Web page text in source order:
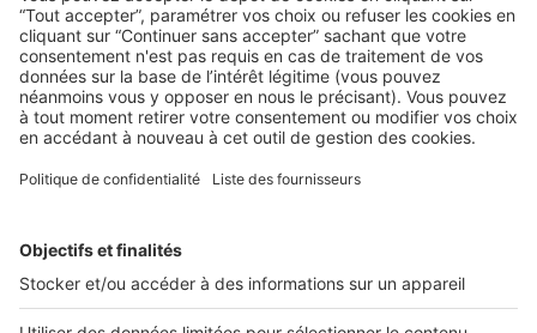
ETUDE EXCLUSIVE : les impacts du
Covid-19 et du confinement sur les
porteurs de projet